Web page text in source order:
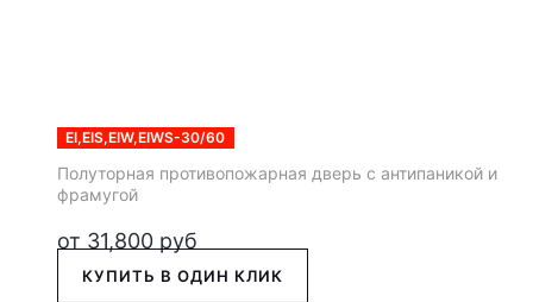
EI,EIS,EIW,EIWS-30/60
Полуторная противопожарная дверь с антипаникой и
фрамугой
от 31,800 руб
КУПИТЬ В ОДИН КЛИК